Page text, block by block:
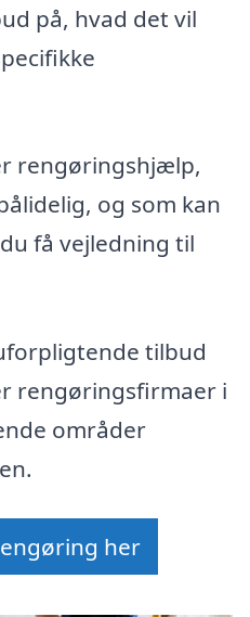
på, hvad det vil
rengøringshjælp,
og som kan
få vejledning til
tilbud
rengøringsfirmaer i
områder
her